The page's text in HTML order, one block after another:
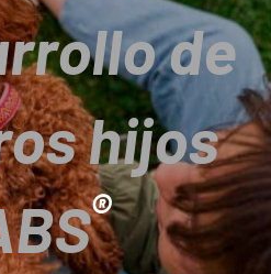
de
hijos
®